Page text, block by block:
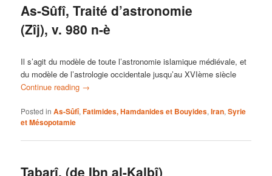
As-Sûfî, Traité d’astronomie
(Zîj), v. 980 n-è
Il s’agit du modèle de toute l’astronomie islamique médiévale, et
du modèle de l’astrologie occidentale jusqu’au XVIème siècle
Continue reading →
Posted in As-Sûfî,Fatimides, Hamdanides et Bouyides,Iran,Syrie
et Mésopotamie
Tabarî, (de Ibn al-Kalbî)